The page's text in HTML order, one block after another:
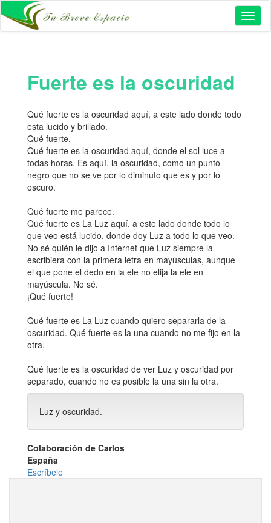
Fuerte es la oscuridad
Qué fuerte es la oscuridad aquí, a este lado donde todo
esta lucido y brillado.
Qué fuerte.
Qué fuerte es la oscuridad aquí, donde el sol luce a
todas horas. Es aquí, la oscuridad, como un punto
negro que no se ve por lo diminuto que es y por lo
oscuro.
Qué fuerte me parece.
Qué fuerte es La Luz aquí, a este lado donde todo lo
que veo está lucido, donde doy Luz a todo lo que veo.
No sé quién le dijo a Internet que Luz siempre la
escribiera con la primera letra en mayúsculas, aunque
el que pone el dedo en la ele no elija la ele en
mayúscula. No sé.
¡Qué fuerte!
Qué fuerte es La Luz cuando quiero separarla de la
oscuridad. Qué fuerte es la una cuando no me fijo en la
otra.
Qué fuerte es la oscuridad de ver Luz y oscuridad por
separado, cuando no es posible la una sin la otra.
Luz y oscuridad.
Colaboración de Carlos
España
Escríbele